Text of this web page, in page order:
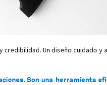
Un diseño cuidado
Son una herramienta